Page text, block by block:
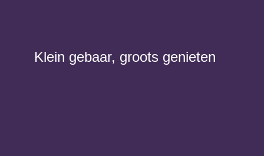
Klein gebaar, groots genieten